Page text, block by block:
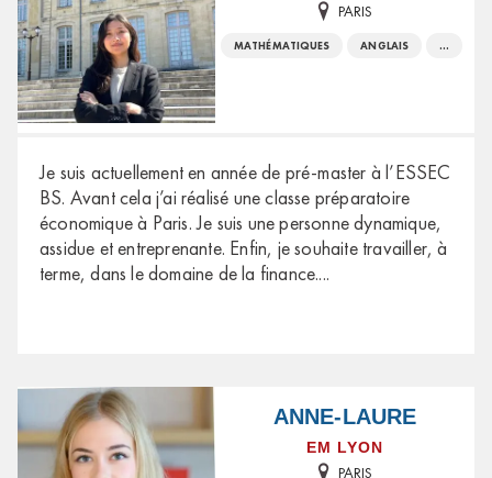
PARIS
MATHÉMATIQUES ANGLAIS ...
Je suis actuellement en année de pré-master à l’ESSEC
BS. Avant cela j’ai réalisé une classe préparatoire
économique à Paris. Je suis une personne dynamique,
assidue et entreprenante. Enfin, je souhaite travailler, à
terme, dans le domaine de la finance....
ANNE-LAURE
EM LYON
PARIS